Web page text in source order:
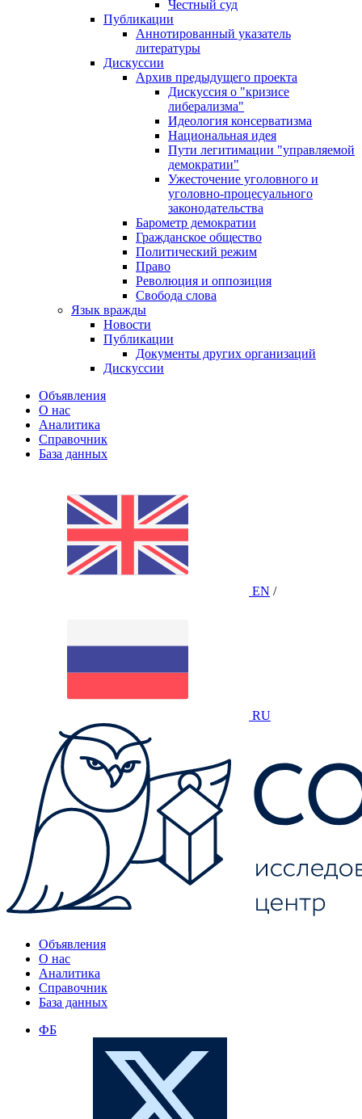
Честный суд
Публикации
Аннотированный указатель
литературы
Дискуссии
Архив предыдущего проекта
Дискуссия о "кризисе
либерализма"
Идеология консерватизма
Национальная идея
Пути легитимации "управляемой
демократии"
Ужесточение уголовного и
уголовно-процесуального
законодательства
Барометр демократии
Гражданское общество
Политический режим
Право
Революция и оппозиция
Свобода слова
Язык вражды
Новости
Публикации
Документы других организаций
Дискуссии
Объявления
О нас
Аналитика
Справочник
База данных
EN /
RU
Объявления
О нас
Аналитика
Справочник
База данных
ФБ